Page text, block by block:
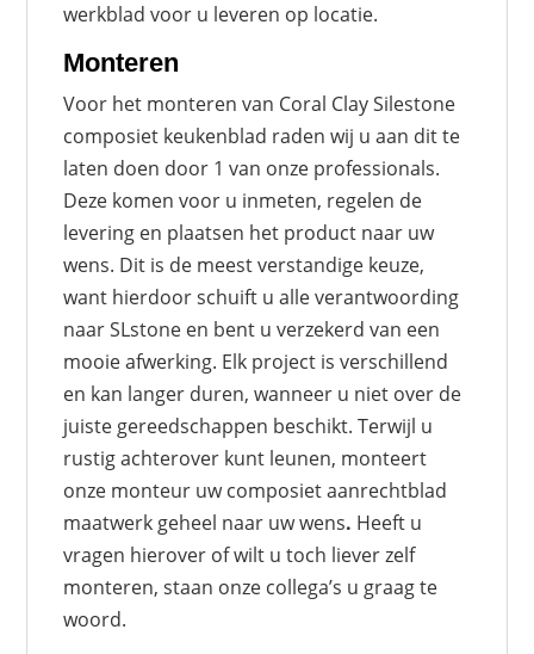
werkblad voor u leveren op locatie.
Monteren
Voor het monteren van Coral Clay Silestone
composiet keukenblad raden wij u aan dit te
laten doen door 1 van onze professionals.
Deze komen voor u inmeten, regelen de
levering en plaatsen het product naar uw
wens. Dit is de meest verstandige keuze,
want hierdoor schuift u alle verantwoording
naar SLstone en bent u verzekerd van een
mooie afwerking. Elk project is verschillend
en kan langer duren, wanneer u niet over de
juiste gereedschappen beschikt. Terwijl u
rustig achterover kunt leunen, monteert
onze monteur uw composiet aanrechtblad
maatwerk geheel naar uw wens. Heeft u
vragen hierover of wilt u toch liever zelf
monteren, staan onze collega’s u graag te
woord.